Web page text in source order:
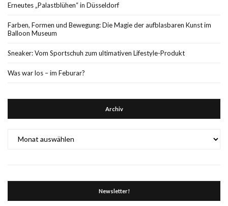
Erneutes „Palastblühen“ in Düsseldorf
Farben, Formen und Bewegung: Die Magie der aufblasbaren Kunst im
Balloon Museum
Sneaker: Vom Sportschuh zum ultimativen Lifestyle-Produkt
Was war los – im Feburar?
Archiv
Newsletter!